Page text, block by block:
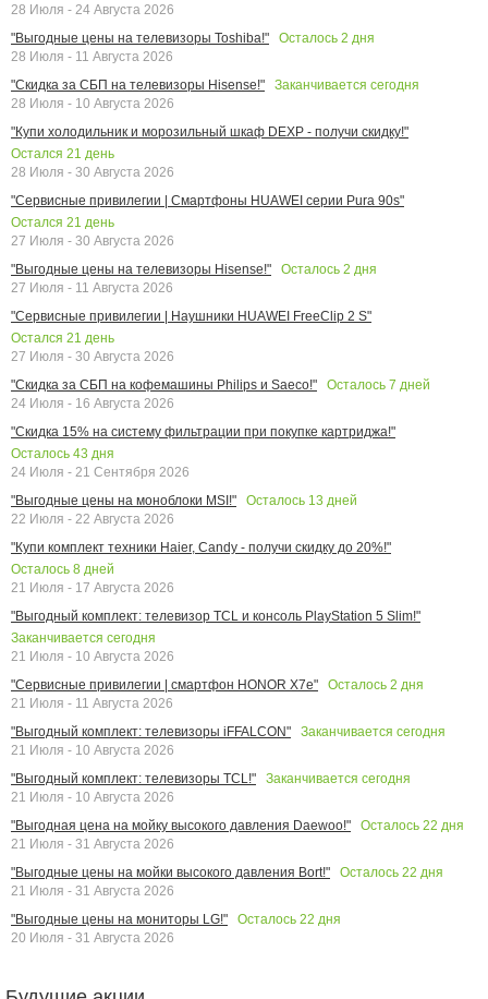
28 Июля - 24 Августа 2026
"Выгодные цены на телевизоры Toshiba!"
Осталось 2 дня
28 Июля - 11 Августа 2026
"Скидка за СБП на телевизоры Hisense!"
Заканчивается сегодня
28 Июля - 10 Августа 2026
"Купи холодильник и морозильный шкаф DEXP - получи скидку!"
Остался 21 день
28 Июля - 30 Августа 2026
"Сервисные привилегии | Смартфоны HUAWEI серии Pura 90s"
Остался 21 день
27 Июля - 30 Августа 2026
"Выгодные цены на телевизоры Hisense!"
Осталось 2 дня
27 Июля - 11 Августа 2026
"Сервисные привилегии | Наушники HUAWEI FreeClip 2 S"
Остался 21 день
27 Июля - 30 Августа 2026
"Скидка за СБП на кофемашины Philips и Saeco!"
Осталось 7 дней
24 Июля - 16 Августа 2026
"Скидка 15% на систему фильтрации при покупке картриджа!"
Осталось 43 дня
24 Июля - 21 Сентября 2026
"Выгодные цены на моноблоки MSI!"
Осталось 13 дней
22 Июля - 22 Августа 2026
"Купи комплект техники Haier, Candy - получи скидку до 20%!"
Осталось 8 дней
21 Июля - 17 Августа 2026
"Выгодный комплект: телевизор TCL и консоль PlayStation 5 Slim!"
Заканчивается сегодня
21 Июля - 10 Августа 2026
"Сервисные привилегии | смартфон HONOR X7e"
Осталось 2 дня
21 Июля - 11 Августа 2026
"Выгодный комплект: телевизоры iFFALCON"
Заканчивается сегодня
21 Июля - 10 Августа 2026
"Выгодный комплект: телевизоры TCL!"
Заканчивается сегодня
21 Июля - 10 Августа 2026
"Выгодная цена на мойку высокого давления Daewoo!"
Осталось 22 дня
21 Июля - 31 Августа 2026
"Выгодные цены на мойки высокого давления Bort!"
Осталось 22 дня
21 Июля - 31 Августа 2026
"Выгодные цены на мониторы LG!"
Осталось 22 дня
20 Июля - 31 Августа 2026